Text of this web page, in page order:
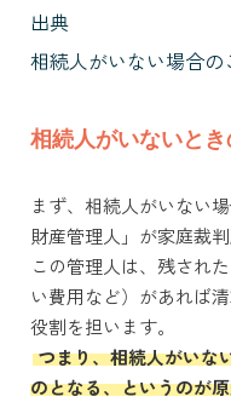
出典
相続人がいない場合の
相続人がいないと
まず、相続人がいない
財産管理人」が家庭裁
この管理人は、残され
い費用など）があれば
役割を担います。
つまり、相続人がいな
のとなる、というのが